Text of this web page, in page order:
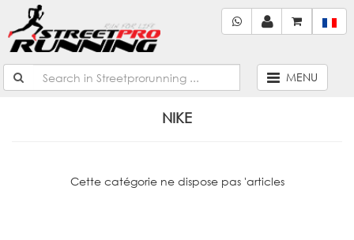
MENU
NIKE
Cette catégorie ne dispose pas 'articles